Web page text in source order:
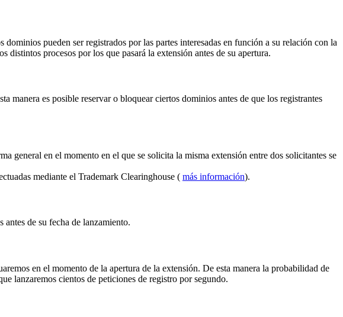
pueden ser registrados por las partes interesadas en función a su relación con la
procesos por los que pasará la extensión antes de su apertura.
manera es posible reservar o bloquear ciertos dominios antes de que los registrantes
general en el momento en el que se solicita la misma extensión entre dos solicitantes se
mediante el Trademark Clearinghouse ( más información).
de su fecha de lanzamiento.
en el momento de la apertura de la extensión. De esta manera la probabilidad de
lanzaremos cientos de peticiones de registro por segundo.